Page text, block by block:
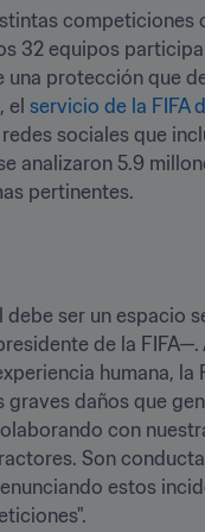
competiciones
32 equipos
una protección que
el servicio de la FIFA
sociales que
analizaron 5.9
pertinentes.
ser un espacio
de la
humana, la
daños que
con
Son
estos